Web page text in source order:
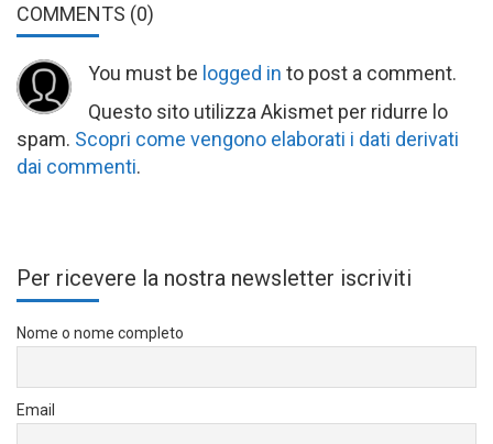
COMMENTS (0)
You must be logged in to post a comment.
Questo sito utilizza Akismet per ridurre lo
spam. Scopri come vengono elaborati i dati derivati
dai commenti.
Per ricevere la nostra newsletter iscriviti
Nome o nome completo
Email